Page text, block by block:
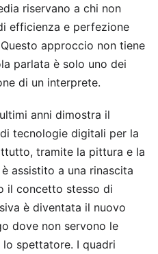
riservano a chi non
efficienza e perfezione
approccio non tiene
parlata è solo uno dei
di un interprete.
anni dimostra il
tecnologie digitali per la
tramite la pittura e la
assistito a una rinascita
il concetto stesso di
è diventata il nuovo
dove non servono le
spettatore. I quadri